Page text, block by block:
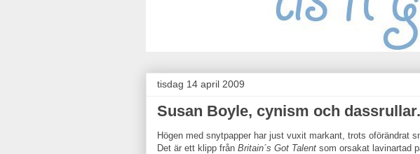
tisdag 14 april 2009
Susan Boyle, cynism och dassrullar.
Högen med snytpapper har just vuxit markant, trots oförändrat
Det är ett klipp från Britain´s Got Talent som orsakat lavinartad